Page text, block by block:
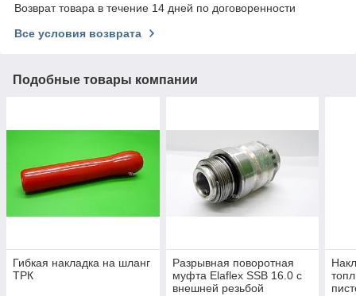
Возврат товара в течение 14 дней по договоренности
Все условия возврата
Подобные товары компании
Гибкая накладка на шланг
ТРК
Разрывная поворотная
муфта Elaflex SSB 16.0 с
внешней резьбой